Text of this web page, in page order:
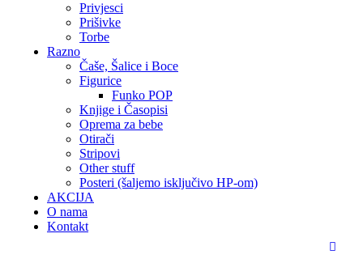
Privjesci
Prišivke
Torbe
Razno
Čaše, Šalice i Boce
Figurice
Funko POP
Knjige i Časopisi
Oprema za bebe
Otirači
Stripovi
Other stuff
Posteri (šaljemo isključivo HP-om)
AKCIJA
O nama
Kontakt